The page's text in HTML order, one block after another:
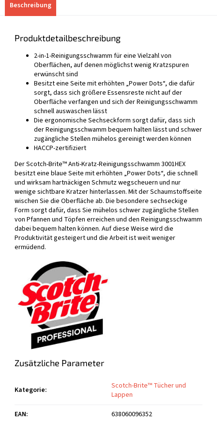
Beschreibung
Produktdetailbeschreibung
2-in-1-Reinigungsschwamm für eine Vielzahl von
Oberflächen, auf denen möglichst wenig Kratzspuren
erwünscht sind
Besitzt eine Seite mit erhöhten „Power Dots“, die dafür
sorgt, dass sich größere Essensreste nicht auf der
Oberfläche verfangen und sich der Reinigungsschwamm
schnell auswaschen lässt
Die ergonomische Sechseckform sorgt dafür, dass sich
der Reinigungsschwamm bequem halten lässt und schwer
zugängliche Stellen mühelos gereinigt werden können
HACCP-zertifiziert
Der Scotch-Brite™ Anti-Kratz-Reinigungsschwamm 3001HEX
besitzt eine blaue Seite mit erhöhten „Power Dots“, die schnell
und wirksam hartnäckigen Schmutz wegscheuern und nur
wenige sichtbare Kratzer hinterlassen. Mit der Schaumstoffseite
wischen Sie die Oberfläche ab. Die besondere sechseckige
Form sorgt dafür, dass Sie mühelos schwer zugängliche Stellen
von Pfannen und Töpfen erreichen und den Reinigungsschwamm
dabei bequem halten können. Auf diese Weise wird die
Produktivität gesteigert und die Arbeit ist weit weniger
ermüdend.
Zusätzliche Parameter
Kategorie:
Scotch-Brite™ Tücher und
Lappen
EAN: 638060096352